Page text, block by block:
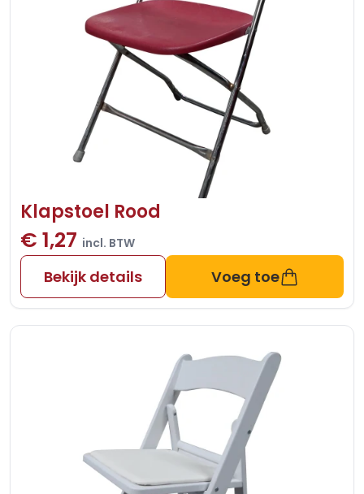
Klapstoel Rood
€ 1,27 incl. BTW
Bekijk details Voeg toe